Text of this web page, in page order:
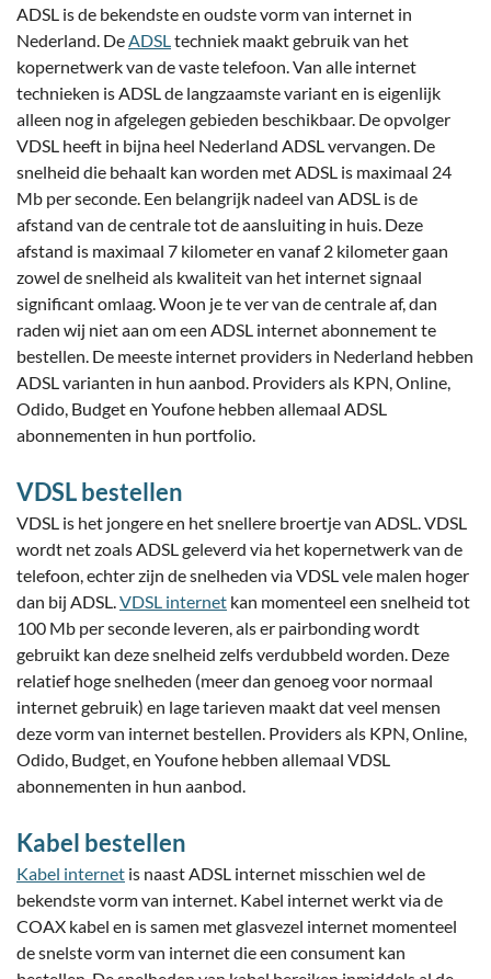
ADSL is de bekendste en oudste vorm van internet in
Nederland. DeADSLtechniek maakt gebruik van het
kopernetwerk van de vaste telefoon. Van alle internet
technieken is ADSL de langzaamste variant en is eigenlijk
alleen nog in afgelegen gebieden beschikbaar. De opvolger
VDSL heeft in bijna heel Nederland ADSL vervangen. De
snelheid die behaalt kan worden met ADSL is maximaal 24
Mb per seconde. Een belangrijk nadeel van ADSL is de
afstand van de centrale tot de aansluiting in huis. Deze
afstand is maximaal 7 kilometer en vanaf 2 kilometer gaan
zowel de snelheid als kwaliteit van het internet signaal
significant omlaag. Woon je te ver van de centrale af, dan
raden wij niet aan om een ADSL internet abonnement te
bestellen. De meeste internet providers in Nederland hebben
ADSL varianten in hun aanbod. Providers als KPN, Online,
Odido, Budget en Youfone hebben allemaal ADSL
abonnementen in hun portfolio.
VDSL bestellen
VDSL is het jongere en het snellere broertje van ADSL. VDSL
wordt net zoals ADSL geleverd via het kopernetwerk van de
telefoon, echter zijn de snelheden via VDSL vele malen hoger
dan bij ADSL.VDSL internet kan momenteel een snelheid tot
100 Mb per seconde leveren, als er pairbonding wordt
gebruikt kan deze snelheid zelfs verdubbeld worden. Deze
relatief hoge snelheden (meer dan genoeg voor normaal
internet gebruik) en lage tarieven maakt dat veel mensen
deze vorm van internet bestellen. Providers als KPN, Online,
Odido, Budget, en Youfone hebben allemaal VDSL
abonnementen in hun aanbod.
Kabel bestellen
Kabel internet is naast ADSL internet misschien wel de
bekendste vorm van internet. Kabel internet werkt via de
COAX kabel en is samen met glasvezel internet momenteel
de snelste vorm van internet die een consument kan